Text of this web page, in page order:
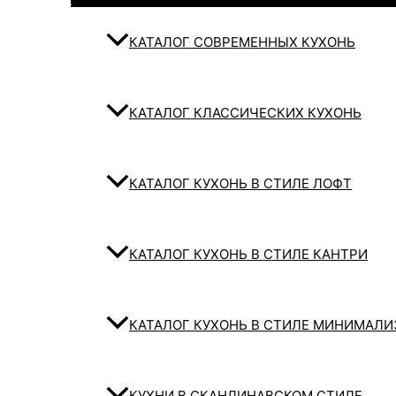
КАТАЛОГ СОВРЕМЕННЫХ КУХОНЬ
КАТАЛОГ КЛАССИЧЕСКИХ КУХОНЬ
КАТАЛОГ КУХОНЬ В СТИЛЕ ЛОФТ
КАТАЛОГ КУХОНЬ В СТИЛЕ КАНТРИ
КАТАЛОГ КУХОНЬ В СТИЛЕ